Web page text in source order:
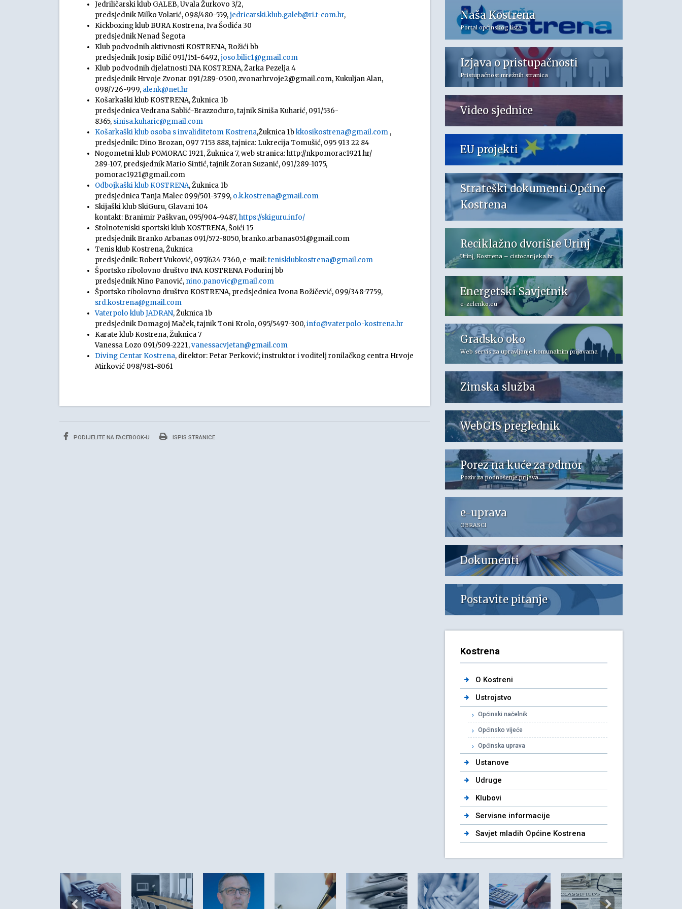
Jedriličarski klub GALEB, Uvala Žurkovo 3/2,
predsjednik Milko Volarić, 098/480-559,jedricarski.klub.galeb@ri.t-com.hr,
Kickboxing klub BURA Kostrena, Iva Šodića 30
predsjednik Nenad Šegota
Klub podvodnih aktivnosti KOSTRENA, Rožići bb
predsjednik Josip Bilić 091/151-6492,joso.bilic1@gmail.com
Klub podvodnih djelatnosti INA KOSTRENA, Žarka Pezelja 4
predsjednik Hrvoje Zvonar 091/289-0500, zvonarhrvoje2@gmail.com, Kukuljan Alan,
098/726-999, alenk@net.hr
Košarkaški klub KOSTRENA, Žuknica 1b
predsjednica Vedrana Sablić-Brazzoduro, tajnik Siniša Kuharić, 091/536-
8365, sinisa.kuharic@gmail.com
Košarkaški klub osoba s invaliditetom Kostrena,Žuknica 1bkkosikostrena@gmail.com ,
predsjednik: Dino Brozan, 097 7153 888, tajnica: Lukrecija Tomušić, 095 913 22 84
Nogometni klub POMORAC 1921, Žuknica 7, web stranica: http://nkpomorac1921.hr/
289-107, predsjednik Mario Sintić, tajnik Zoran Suzanić, 091/289-1075,
pomorac1921@gmail.com
Odbojkaški klub KOSTRENA, Žuknica 1b
predsjednica Tanja Malec 099/501-3799, o.k.kostrena@gmail.com
Skijaški klub SkiGuru, Glavani 104
kontakt: Branimir Paškvan, 095/904-9487,https://skiguru.info/
Stolnoteniski sportski klub KOSTRENA, Šoići 15
predsjednik Branko Arbanas 091/572-8050, branko.arbanas051@gmail.com
Tenis klub Kostrena, Žuknica
predsjednik: Robert Vuković, 097/624-7360, e-mail:tenisklubkostrena@gmail.com
Športsko ribolovno društvo INA KOSTRENA Podurinj bb
predsjednik Nino Panović, nino.panovic@gmail.com
Športsko ribolovno društvo KOSTRENA, predsjednica Ivona Božičević, 099/348-7759,
srd.kostrena@gmail.com
Vaterpolo klub JADRAN, Žuknica 1b
predsjednik Domagoj Maček, tajnik Toni Krolo, 095/5497-300,info@vaterpolo-kostrena.hr
Karate klub Kostrena, Žuknica 7
Vanessa Lozo 091/509-2221,vanessacvjetan@gmail.com
Diving Centar Kostrena, direktor: Petar Perković; instruktor i voditelj ronilačkog centra Hrvoje
Mirković 098/981-8061
PODIJELITE NA FACEBOOK-U ISPIS STRANICE
Naša Kostrena
Portal općinskog lista
Izjava o pristupačnosti
Pristupačnost mrežnih stranica
Video sjednice
EU projekti
Strateški dokumenti Općine
Kostrena
Reciklažno dvorište Urinj
Urinj, Kostrena – cistocarijeka.hr
Energetski Savjetnik
e-zelenko.eu
Gradsko oko
Web servis za upravljanje komunalnim prijavama
Zimska služba
WebGIS preglednik
Porez na kuće za odmor
Poziv za podnošenje prijava
e-uprava
OBRASCI
Dokumenti
Postavite pitanje
Kostrena
O Kostreni
Ustrojstvo
Općinski načelnik
Općinsko vijeće
Općinska uprava
Ustanove
Udruge
Klubovi
Servisne informacije
Savjet mladih Općine Kostrena